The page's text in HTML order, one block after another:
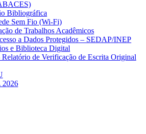
Bibliográfica
Sem Fio (Wi-Fi)
de Trabalhos Acadêmicos
a Dados Protegidos – SEDAP/INEP
e Biblioteca Digital
de Verificação de Escrita Original